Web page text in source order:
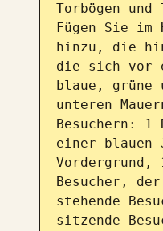
Torbögen
Fügen Sie im
hinzu, die
die sich vor
blaue, grüne
unteren
Besuchern:
einer blauen
Vordergrund,
Besucher,
stehende
sitzende